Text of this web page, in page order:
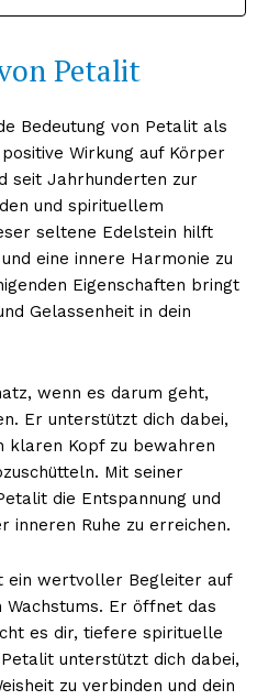
Petalit
Bedeutung von Petalit als
Wirkung auf Körper
seit Jahrhunderten zur
und spirituellem
seltene Edelstein hilft
eine innere Harmonie zu
Eigenschaften bringt
Gelassenheit in dein
wenn es darum geht,
Er unterstützt dich dabei,
klaren Kopf zu bewahren
Mit seiner
die Entspannung und
inneren Ruhe zu erreichen.
ein wertvoller Begleiter auf
Er öffnet das
es dir, tiefere spirituelle
unterstützt dich dabei,
zu verbinden und dein